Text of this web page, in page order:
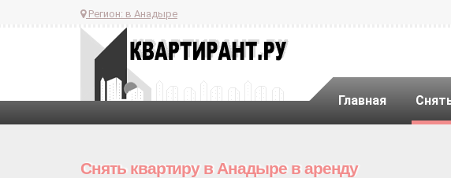
Регион: в Анадыре
Главная
Снять квартиру в Анадыре в аренду